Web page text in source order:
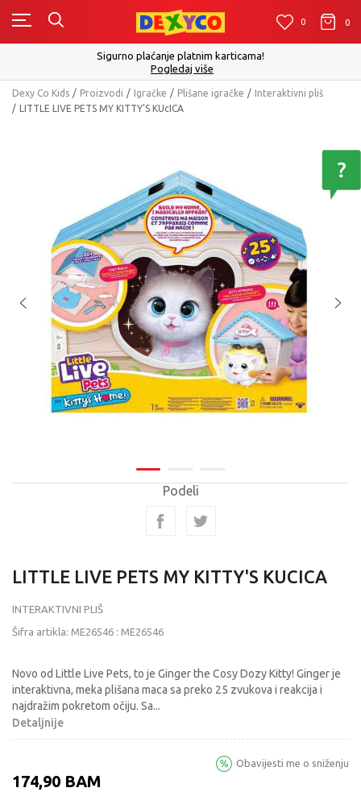
0 0
Sigurno plaćanje platnim karticama!
Pogledaj više
Dexy Co Kids Proizvodi Igračke Plišane igračke
Interaktivni pliš
LITTLE LIVE PETS MY KITTY'S KUcICA
Podeli
LITTLE LIVE PETS MY KITTY'S KUCICA
INTERAKTIVNI PLIŠ
Šifra artikla: ME26546 : ME26546
Novo od Little Live Pets, to je Ginger the Cosy Dozy Kitty! Ginger je
interaktivna, meka plišana maca sa preko 25 zvukova i reakcija i
najdražim pokretom očiju. Sa...
Detaljnije
174,90 BAM
Obavijesti me o sniženju